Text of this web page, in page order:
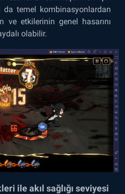
da temel kombinasyonlardan
ve etkilerinin genel hasarını
olabilir.
ile akıl sağlığı seviyesi